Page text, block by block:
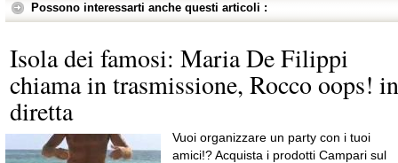
Possono interessarti anche questi articoli :
Isola dei famosi: Maria De Filippi
chiama in trasmissione, Rocco oops! in
diretta
Vuoi organizzare un party con i tuoi
amici!? Acquista i prodotti Campari sul